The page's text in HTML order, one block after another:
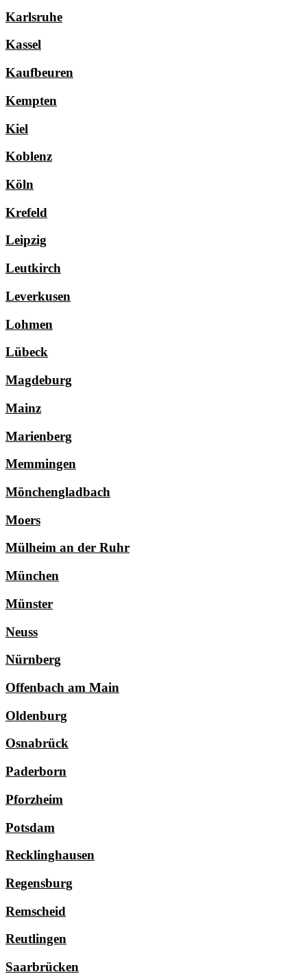
Karlsruhe
Kassel
Kaufbeuren
Kempten
Kiel
Koblenz
Köln
Krefeld
Leipzig
Leutkirch
Leverkusen
Lohmen
Lübeck
Magdeburg
Mainz
Marienberg
Memmingen
Mönchengladbach
Moers
Mülheim an der Ruhr
München
Münster
Neuss
Nürnberg
Offenbach am Main
Oldenburg
Osnabrück
Paderborn
Pforzheim
Potsdam
Recklinghausen
Regensburg
Remscheid
Reutlingen
Saarbrücken